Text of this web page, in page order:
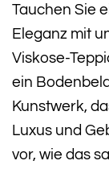
Tauchen Sie
Eleganz mit
Viskose-
ein
Kunstwerk,
Luxus und
vor, wie das